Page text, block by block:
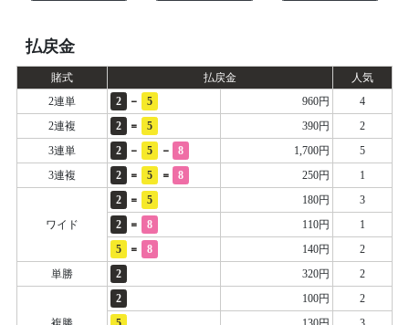
払戻金
賭式 払戻金
人気
2連単
2 - 5 960円
4
2連複
2 = 5 390円
2
3連単
2 - 5 - 8 1,700円
5
3連複
2 = 5 = 8 250円 1
ワイド
2 = 5 180円
3
2
= 8 110円
1
5
= 8 140円
2
単勝
2 320円 2
2 100円
2